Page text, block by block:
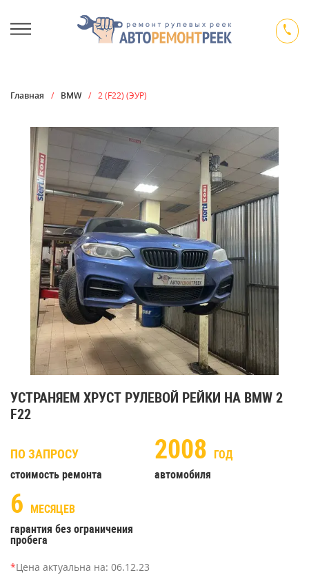
Главная / BMW / 2 (F22) (ЭУР)
УСТРАНЯЕМ ХРУСТ РУЛЕВОЙ РЕЙКИ НА BMW 2
F22
ПО ЗАПРОСУ
стоимость ремонта
2008
ГОД
автомобиля
6
МЕСЯЦЕВ
гарантия без ограничения
пробега
*Цена актуальна на: 06.12.23